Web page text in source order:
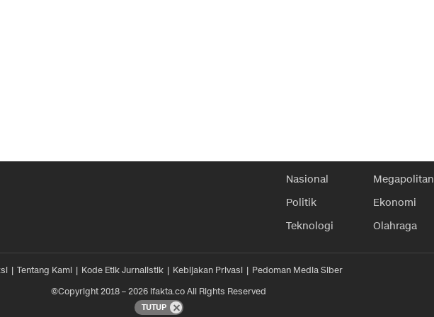
Nasional Megapolitan
Politik
Ekonomi
Teknologi
Olahraga
Tentang Kami Kode Etik Jurnalistik Kebijakan Privasi
Pedoman Media Siber
©Copyright 2018 – 2026 ifakta.co All Rights Reserved
TUTUP